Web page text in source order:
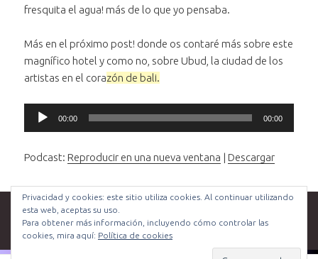
fresquita el agua! más de lo que yo pensaba.
Más en el próximo post! donde os contaré más sobre este
magnífico hotel y como no, sobre Ubud, la ciudad de los
artistas en el corazón de bali.
Reproductor
00:00 00:00
Podcast: Reproducir en una nueva ventana | Descargar
Publicado
el
24/10/2013 Categorías
Experiencias
Bangkok,Denpasar,Java,luna de miel,Singapur,Ubud
4 comentariosen Sintiendo Bali, Java y Bangkok. 2º día: Singapur,
Privacidad y cookies: este sitio utiliza cookies. Al continuar utilizando
esta web, aceptas su uso.
Para obtener más información, incluyendo cómo controlar las
cookies, mira aquí: Política de cookies